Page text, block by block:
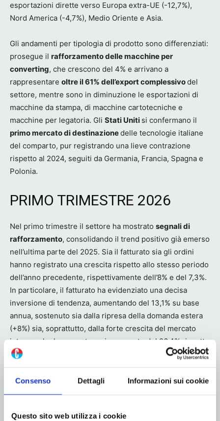
Consenso Dettagli Informazioni sui cookie
Questo sito web utilizza i cookie
esportazioni dirette verso Europa extra-UE (-12,7%),
Nord America (-4,7%), Medio Oriente e Asia.
Gli andamenti per tipologia di prodotto sono differenziati:
prosegue il rafforzamento delle macchine per
converting, che crescono del 4% e arrivano a
rappresentare oltre il 61% dell’export complessivodel
settore, mentre sono in diminuzione le esportazioni di
macchine da stampa, di macchine cartotecniche e
macchine per legatoria. Gli Stati Uniti si confermano il
primo mercato di destinazionedelle tecnologie italiane
del comparto, pur registrando una lieve contrazione
rispetto al 2024, seguiti da Germania, Francia, Spagna e
Polonia.
PRIMO TRIMESTRE 2026
Nel primo trimestre il settore ha mostrato segnali di
rafforzamento, consolidando il trend positivo già emerso
nell’ultima parte del 2025. Sia il fatturato sia gli ordini
hanno registrato una crescita rispetto allo stesso periodo
dell’anno precedente, rispettivamente dell’8% e del 7,3%.
In particolare, il fatturato ha evidenziato una decisa
inversione di tendenza, aumentando del 13,1% su base
annua, sostenuto sia dalla ripresa della domanda estera
(+8%) sia, soprattutto, dalla forte crescita del mercato
interno, che ha segnato un incremento del 26,4% rispetto
al primo trimestre 2025.
Linkedin Twitter